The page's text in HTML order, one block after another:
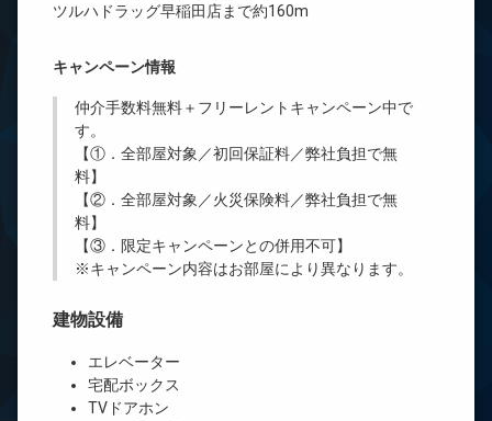
ツルハドラッグ早稲田店まで約160m
キャンペーン情報
仲介手数料無料＋ フリーレント キャンペーン中で
す。
【①．全部屋対象／初回保証料／弊社負担で無
料】
【②．全部屋対象／火災保険料／弊社負担で無
料】
【③．限定キャンペーンとの併用不可】
※キャンペーン内容はお部屋により異なります。
建物設備
エレベーター
宅配ボックス
TVドアホン